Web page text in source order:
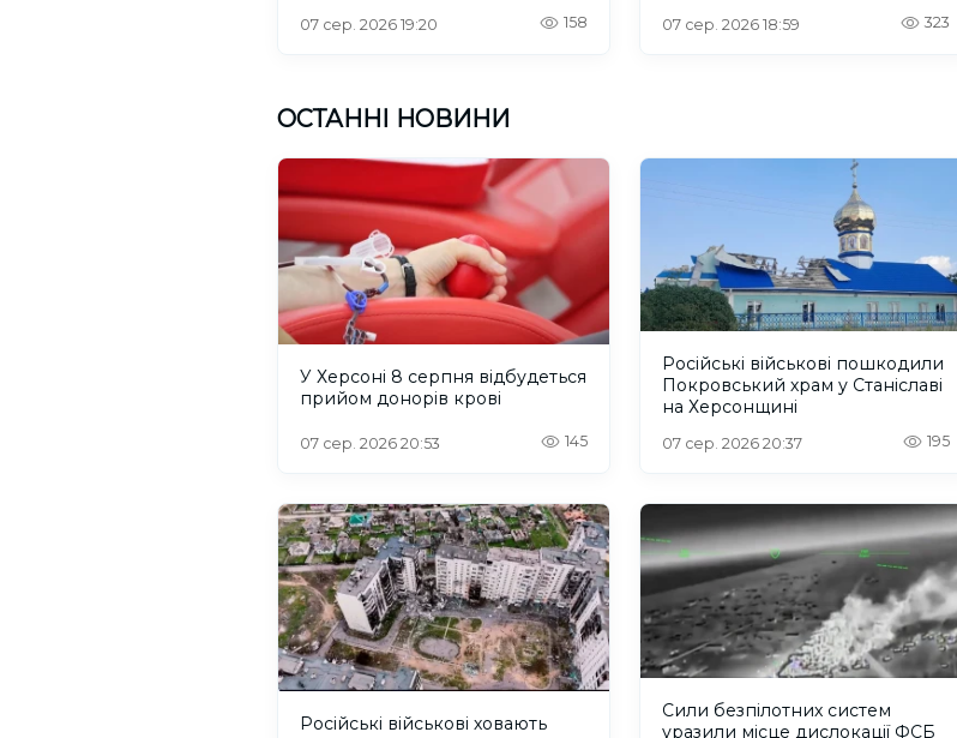
07 сер. 2026 19:20 158 07 сер. 2026 18:59 323
ОСТАННІ НОВИНИ
У Херсоні 8 серпня відбудеться
прийом донорів крові
07 сер. 2026 20:53 145
Російські військові пошкодили
Покровський храм у Станіславі
на Херсонщині
07 сер. 2026 20:37 195
Російські військові ховають
Сили безпілотних систем
уразили місце дислокації ФСБ